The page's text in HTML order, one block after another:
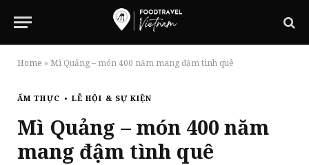
Home » Mì Quảng – món 400 năm mang đậm tình quê
ẨM THỰC LỄ HỘI & SỰ KIỆN
Mì Quảng – món 400 năm
mang đậm tình quê